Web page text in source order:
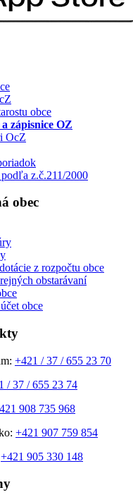
obce
zápisnice OZ
OcZ
z.č.211/2000
obec
z rozpočtu obce
obstarávaní
obce
+421 / 37 / 655 23 70
/ 37 / 655 23 74
908 735 968
+421 907 759 854
+421 905 330 148